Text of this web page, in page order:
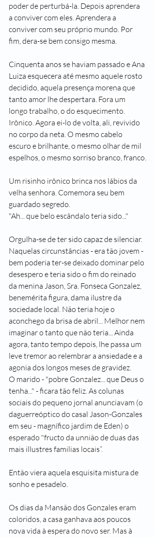
poder de perturbá-la. Depois aprendera
a conviver com eles. Aprendera a
conviver com seu próprio mundo. Por
fim, dera-se bem consigo mesma.
Cinquenta anos se haviam passado e Ana
Luiza esquecera até mesmo aquele rosto
decidido, aquela presença morena que
tanto amor lhe despertara. Fora um
longo trabalho, o do esquecimento.
Irônico. Agora ei-lo de volta, ali, revivido
no corpo da neta. O mesmo cabelo
escuro e brilhante, o mesmo olhar de mil
espelhos, o mesmo sorriso branco, franco.
Um risinho irônico brinca nos lábios da
velha senhora. Comemora seu bem
guardado segredo.
"Ah... que belo escândalo teria sido..."
Orgulha-se de ter sido capaz de silenciar.
Naquelas circunstâncias - era tão jovem -
bem poderia ter-se deixado dominar pelo
desespero e teria sido o fim do reinado
da menina Jason, Sra. Fonseca Gonzalez,
benemérita figura, dama ilustre da
sociedade local. Não teria hoje o
aconchego da brisa de abril... Melhor nem
imaginar o tanto que não teria... Ainda
agora, tanto tempo depois, lhe passa um
leve tremor ao relembrar a ansiedade e a
agonia dos longos meses de gravidez.
O marido - "pobre Gonzalez... que Deus o
tenha..." - ficara tão feliz. As colunas
sociais do pequeno jornal anunciavam (o
daguerreóptico do casal Jason-Gonzales
em seu - magnífico jardim de Eden) o
esperado "fructo da unnião de duas das
mais illustres familias locais”.
Então viera aquela esquisita mistura de
sonho e pesadelo.
Os dias da Mansão dos Gonzales eram
coloridos, a casa ganhava aos poucos
nova vida à espera do novo ser. Mas à